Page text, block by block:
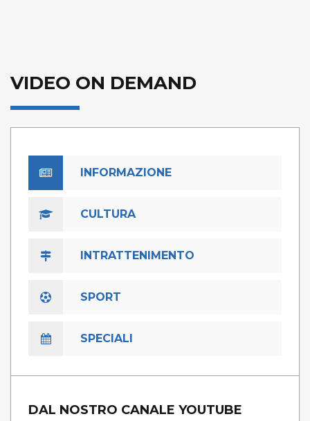
VIDEO ON DEMAND
INFORMAZIONE
CULTURA
INTRATTENIMENTO
SPORT
SPECIALI
DAL NOSTRO CANALE YOUTUBE